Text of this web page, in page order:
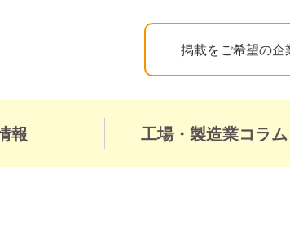
掲載をご希望の企
報 工場・製造業コラム